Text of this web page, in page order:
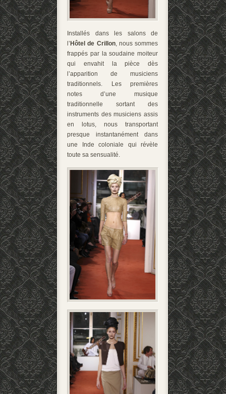
Installés dans les salons de
l’ Hôtel de Crillon, nous sommes
frappés par la soudaine moiteur
qui envahit la pièce dès
l’apparition de musiciens
traditionnels. Les premières
notes d’une musique
traditionnelle sortant des
instruments des musiciens assis
en lotus, nous transportant
presque instantanément dans
une Inde coloniale qui révèle
toute sa sensualité.